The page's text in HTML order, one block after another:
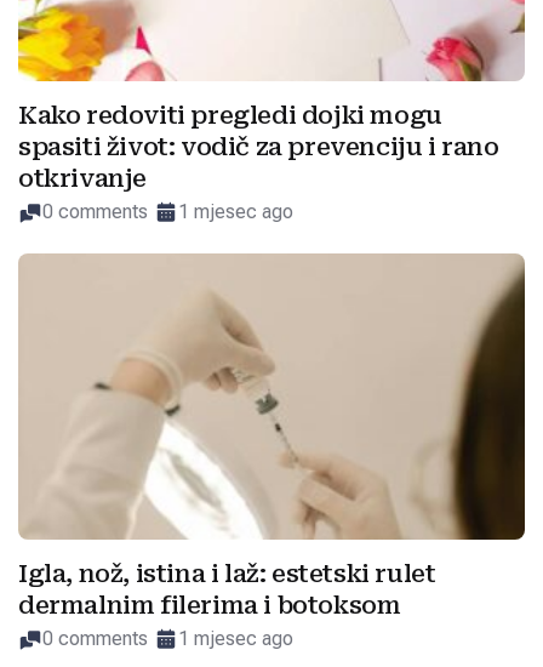
Kako redoviti pregledi dojki mogu
spasiti život: vodič za prevenciju i rano
otkrivanje
0 comments 1 mjesec ago
Igla, nož, istina i laž: estetski rulet
dermalnim filerima i botoksom
0 comments 1 mjesec ago